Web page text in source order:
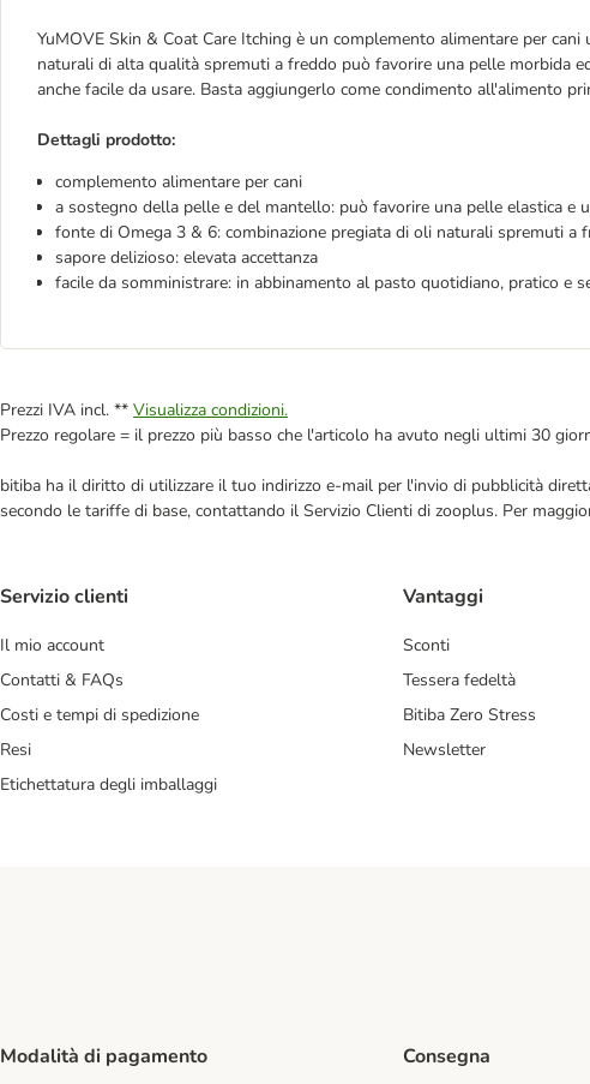
YuMOVE Skin & Coat Care Itching è un complemento alimentare per
naturali di alta qualità spremuti a freddo può favorire una pelle morbida
anche facile da usare. Basta aggiungerlo come condimento all'alimento
Dettagli prodotto:
complemento alimentare per cani
a sostegno della pelle e del mantello: può favorire una pelle elastica e
fonte di Omega 3 & 6: combinazione pregiata di oli naturali spremuti a
sapore delizioso: elevata accettanza
facile da somministrare: in abbinamento al pasto quotidiano, pratico e
Prezzi IVA incl. ** Visualizza condizioni.
Prezzo regolare = il prezzo più basso che l'articolo ha avuto negli ultimi 30
bitiba ha il diritto di utilizzare il tuo indirizzo e-mail per l'invio di pubblicità
secondo le tariffe di base, contattando il Servizio Clienti di zooplus. Per
Servizio clienti
Il mio account
Contatti & FAQs
Costi e tempi di spedizione
Resi
Etichettatura degli imballaggi
Vantaggi
Sconti
Tessera fedeltà
Bitiba Zero Stress
Newsletter
Modalità di pagamento Consegna